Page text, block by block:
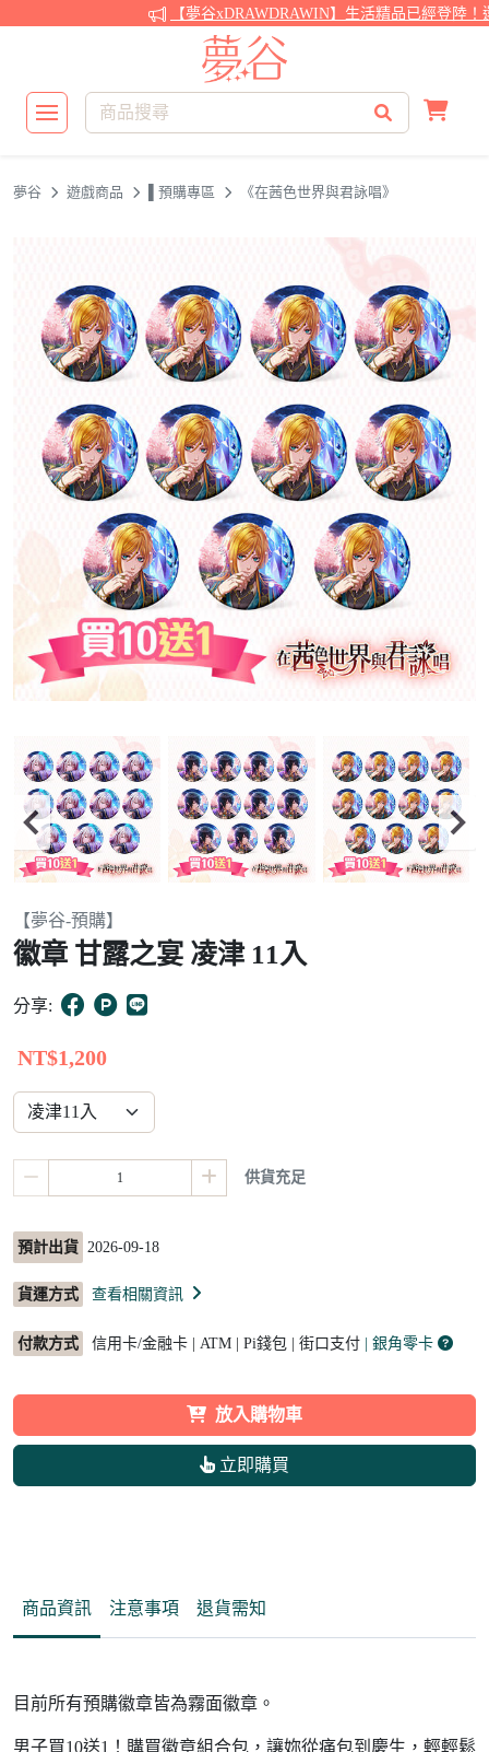
【夢谷xDRAWDRAWIN】生活精品已經登陸！還
夢谷 遊戲商品 ▌預購專區 《在茜色世界與君詠唱》
Item
2
of
3
【夢谷-預購】
徽章 甘露之宴 凌津 11入
分享:
NT$1,200
供貨充足
預計出貨 2026-09-18
貨運方式 查看相關資訊
付款方式 信用卡/金融卡 | ATM | Pi錢包 | 街口支付 | 銀角零卡
放入購物車
立即購買
商品資訊 注意事項 退貨需知
目前所有預購徽章皆為霧面徽章。
男子買10送1！購買徽章組合包，讓妳從痛包到慶生，輕輕鬆